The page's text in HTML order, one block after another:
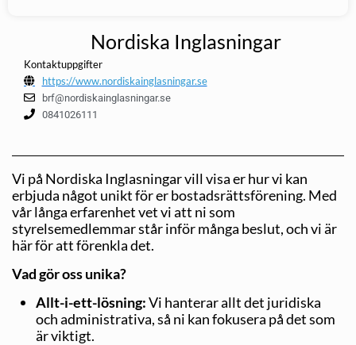
Nordiska Inglasningar
Kontaktuppgifter
https://www.nordiskainglasningar.se
brf@nordiskainglasningar.se
0841026111
Vi på Nordiska Inglasningar vill visa er hur vi kan
erbjuda något unikt för er bostadsrättsförening. Med
vår långa erfarenhet vet vi att ni som
styrelsemedlemmar står inför många beslut, och vi är
här för att förenkla det.
Vad gör oss unika?
Allt-i-ett-lösning:Vi hanterar allt det juridiska
och administrativa, så ni kan fokusera på det som
är viktigt.